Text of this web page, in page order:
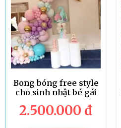
Bong bóng free style
cho sinh nhật bé gái
2.500.000 đ